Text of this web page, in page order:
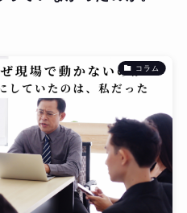
コラム